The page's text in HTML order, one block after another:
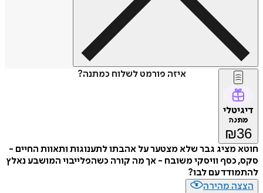
איזה פורמט לשלוח כמתנה?
דיגיטלי
מתנה
₪36
חוטא מציג גבר שלא מצטער על אהבתו לתענוגות ותאוות החיים -
סקס, כסף וויסקי משובח - אך מה קורה כשהפלייבוי המושבע נאלץ
להתמודד עם לבו?
הצצה מהירה